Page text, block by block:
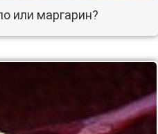
или маргарин?